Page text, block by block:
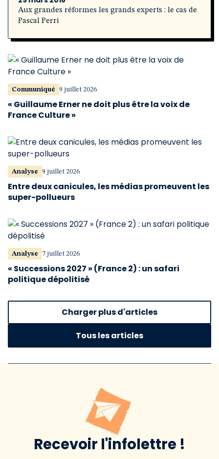
Aux grandes réformes les grands experts : le cas de
Pascal Perri
Communiqué 9 juillet 2026
« Guillaume Erner ne doit plus être la voix de
France Culture »
Analyse 9 juillet 2026
Entre deux canicules, les médias promeuvent les
super-pollueurs
Analyse 7 juillet 2026
« Successions 2027 » (France 2) : un safari
politique dépolitisé
Charger plus d'articles
Tous les articles
Recevoir l'infolettre !